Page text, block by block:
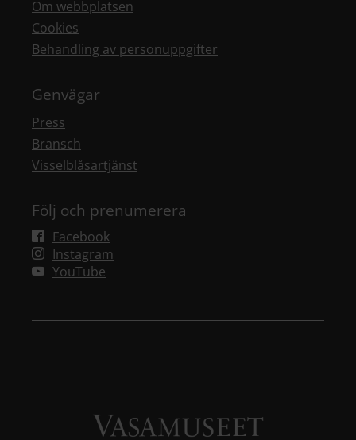
Om webbplatsen
Cookies
Behandling av personuppgifter
Genvägar
Press
Bransch
Visselblåsartjänst
Följ och prenumerera
Facebook
Instagram
YouTube